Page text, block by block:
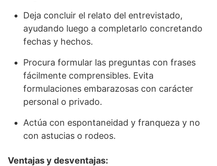
Deja concluir el relato del entrevistado,
ayudando luego a completarlo concretando
fechas y hechos.
Procura formular las preguntas con frases
fácilmente comprensibles. Evita
formulaciones embarazosas con carácter
personal o privado.
Actúa con espontaneidad y franqueza y no
con astucias o rodeos.
Ventajas y desventajas: